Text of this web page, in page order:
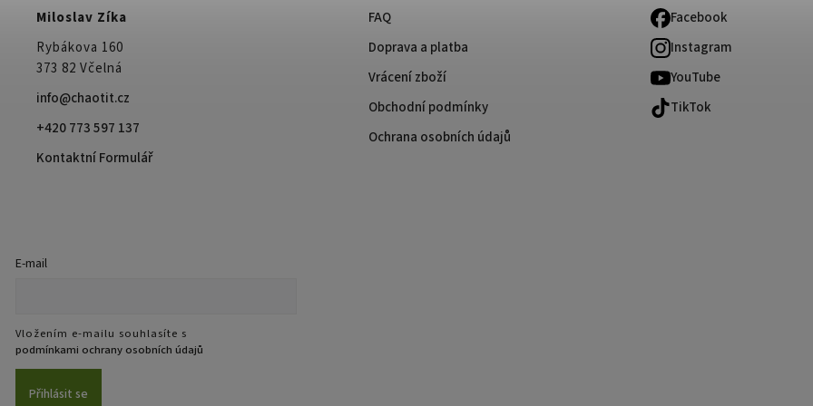
Miloslav Zíka
Rybákova 160
373 82 Včelná
info@chaotit.cz
+420 773 597 137
Kontaktní Formulář
FAQ
Doprava a platba
Vrácení zboží
Obchodní podmínky
Ochrana osobních údajů
Facebook
Instagram
YouTube
TikTok
E-mail
Vložením e-mailu souhlasíte s
podmínkami ochrany osobních údajů
Přihlásit se